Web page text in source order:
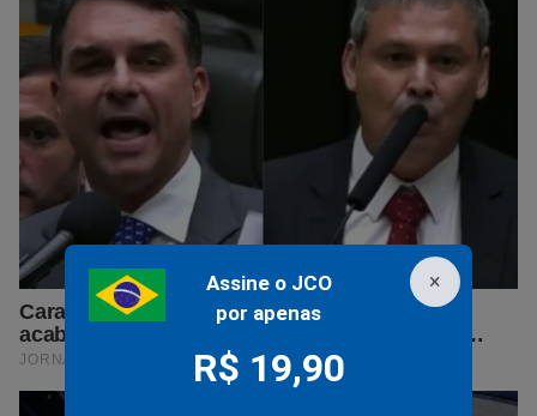
×
Assine o JCO
por apenas
R$ 19,90